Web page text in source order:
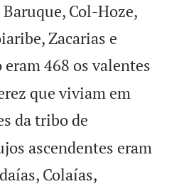
Col-Hoze,
Zacarias e
eram 468 os valentes
que viviam em
da tribo de
ascendentes eram
Colaías,